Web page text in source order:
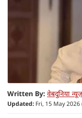
Written By: वेबदुनिया
Updated: Fri, 15 May 2026